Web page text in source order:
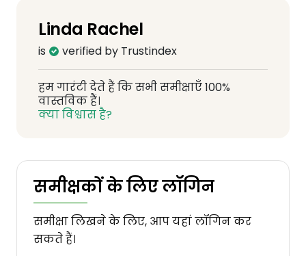
Linda Rachel
is verified by Trustindex
हम गारंटी देते हैं कि सभी समीक्षाएँ 100%
वास्तविक हैं।
क्या विश्वास है?
समीक्षकों के लिए लॉगिन
समीक्षा लिखने के लिए, आप यहां लॉगिन कर
सकते हैं।